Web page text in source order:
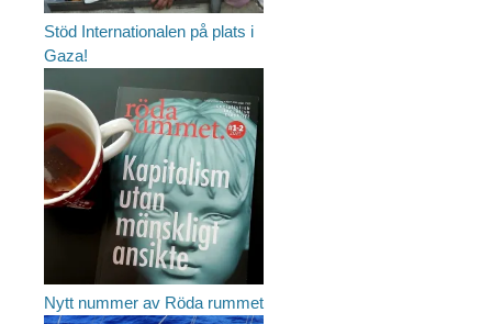
Stöd Internationalen på plats i
Gaza!
Nytt nummer av Röda rummet